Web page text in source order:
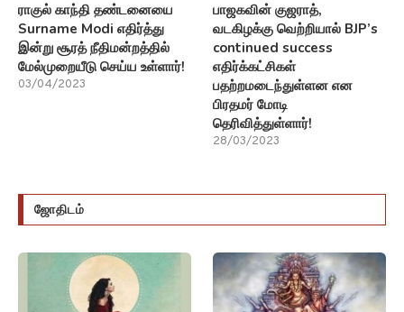
ராகுல் காந்தி தண்டனையை
Surname Modi எதிர்த்து
இன்று சூரத் நீதிமன்றத்தில்
மேல்முறையீடு செய்ய உள்ளார்!
03/04/2023
பாஜகவின் குஜராத்,
வடகிழக்கு வெற்றியால் BJP’s
continued success
எதிர்க்கட்சிகள்
பதற்றமடைந்துள்ளன என
பிரதமர் மோடி
தெரிவித்துள்ளார்!
28/03/2023
ஜோதிடம்